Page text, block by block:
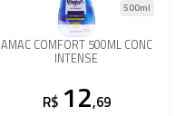
AMAC COMFORT 500ML CONC
INTENSE
500ml
R$ 12,69